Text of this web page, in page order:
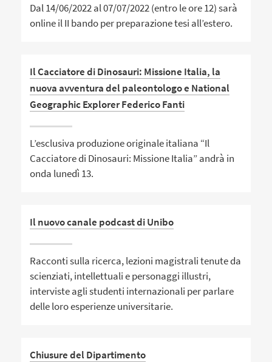
Dal 14/06/2022 al 07/07/2022 (entro le ore 12) sarà
online il II bando per preparazione tesi all’estero.
Il Cacciatore di Dinosauri: Missione Italia, la
nuova avventura del paleontologo e National
Geographic Explorer Federico Fanti
L’esclusiva produzione originale italiana “Il
Cacciatore di Dinosauri: Missione Italia” andrà in
onda lunedì 13.
Il nuovo canale podcast di Unibo
Racconti sulla ricerca, lezioni magistrali tenute da
scienziati, intellettuali e personaggi illustri,
interviste agli studenti internazionali per parlare
delle loro esperienze universitarie.
Chiusure del Dipartimento